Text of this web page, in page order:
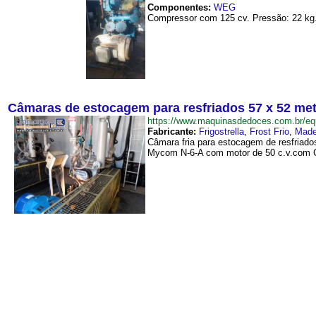
Componentes: WEG
Compressor com 125 cv. Pressão: 22
Câmaras de estocagem para resfriados 57 x 52
https://www.maquinasdedoces.com.br/
Fabricante: Frigostrella, Frost Frio,
Câmara fria para estocagem de
Mycom N-6-A com motor de 50